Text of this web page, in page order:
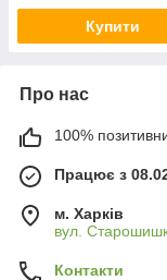
Купити
Про нас
100%
Працює з
м. Харків
вул.
Контакти